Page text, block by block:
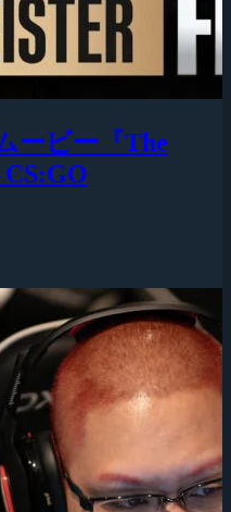
ービー『The